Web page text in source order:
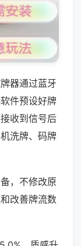
器通过蓝牙
件预设好牌
收到信号后
洗牌、码牌
，不修改原
改善牌流数